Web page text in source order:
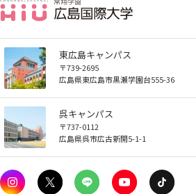
東広島キャンパス
〒739-2695
広島県東広島市黒瀬学園台555-36
呉キャンパス
〒737-0112
広島県呉市広古新開5-1-1